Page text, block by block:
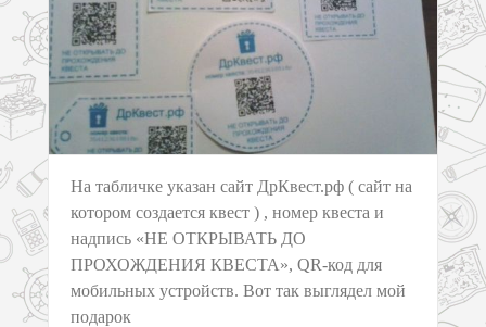
На табличке указан сайт ДрКвест.рф ( сайт на
котором создается квест ) , номер квеста и
надпись «НЕ ОТКРЫВАТЬ ДО
ПРОХОЖДЕНИЯ КВЕСТА», QR-код для
мобильных устройств. Вот так выглядел мой
подарок